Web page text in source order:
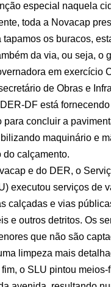
especial naquela
toda a Novacap
tapamos os buracos,
da via, ou seja, o
em exercício
de Obras e
DF está
para concluir a
maquinário e
do calçamento.
e do DER, o
executou serviços de
calçadas e vias
e outros detritos. Os
que não são
limpeza mais
o SLU pintou